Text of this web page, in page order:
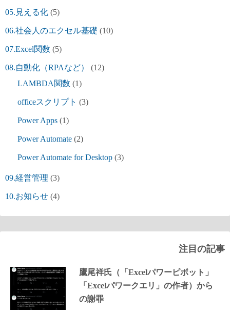
05.見える化 (5)
06.社会人のエクセル基礎 (10)
07.Excel関数 (5)
08.自動化（RPAなど）
(12)
LAMBDA関数 (1)
officeスクリプト (3)
Power Apps (1)
Power Automate (2)
Power Automate for Desktop (3)
09.経営管理 (3)
10.お知らせ (4)
注目の記事
鷹尾祥氏（「Excelパワーピボット」
「Excelパワークエリ」の作者）から
の謝罪